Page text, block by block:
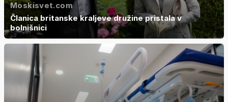
Moskisvet.com
Članica britanske kraljeve družine pristala v
bolnišnici